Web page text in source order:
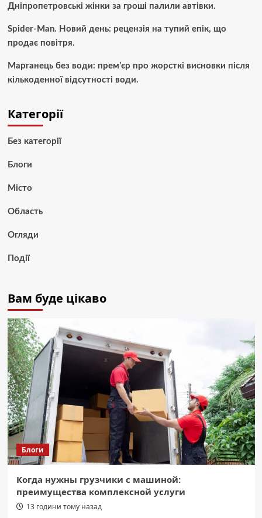
Дніпропетровські жінки за гроші палили автівки.
Spider-Man. Новий день: рецензія на тупий епік, що
продає повітря.
Марганець без води: прем’єр про жорсткі висновки після
кількоденної відсутності води.
Категорії
Без категорії
Блоги
Місто
Область
Огляди
Події
Вам буде цікаво
Блоги
Когда нужны грузчики с машиной:
преимущества комплексной услуги
13 години тому назад